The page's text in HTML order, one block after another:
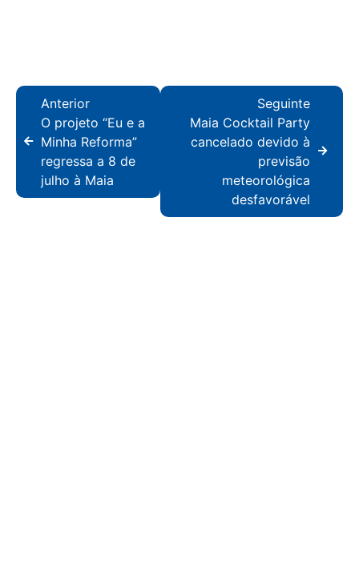
Anterior
O projeto “Eu e a
Minha Reforma”
regressa a 8 de
julho à Maia
Seguinte
Maia Cocktail Party
cancelado devido à
previsão
meteorológica
desfavorável